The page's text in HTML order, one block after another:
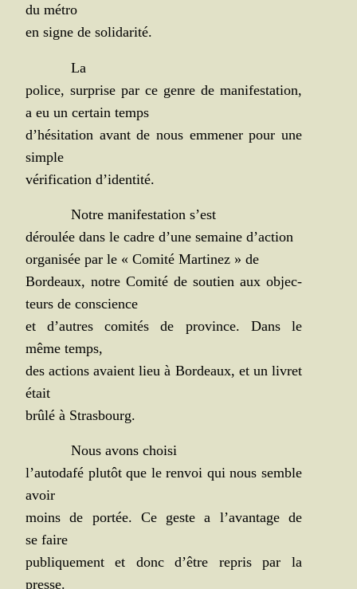
du métro
en signe de solidarité.
La
police, sur­prise par ce genre de mani­fes­ta­tion,
a eu un cer­tain temps
d’hésitation avant de nous emme­ner pour une
simple
véri­fi­ca­tion d’identité.
Notre mani­fes­ta­tion s’est
dérou­lée dans le cadre d’une semaine d’action
orga­ni­sée par le « Comi­té Mar­ti­nez » de
Bor­deaux, notre Comi­té de sou­tien aux objec­
teurs de conscience
et d’autres comi­tés de pro­vince. Dans le
même temps,
des actions avaient lieu à Bor­deaux, et un livret
était
brû­lé à Strasbourg.
Nous avons choisi
l’autodafé plu­tôt que le ren­voi qui nous semble
avoir
moins de por­tée. Ce geste a l’avantage de
se faire
publi­que­ment et donc d’être repris par la
presse.